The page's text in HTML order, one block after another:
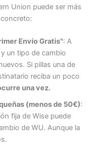
Union puede ser más
Envío Gratis": A
un tipo de cambio
Si pillas una de
reciba un poco
una vez.
(menos de 50€):
fija de Wise puede
de WU. Aunque la